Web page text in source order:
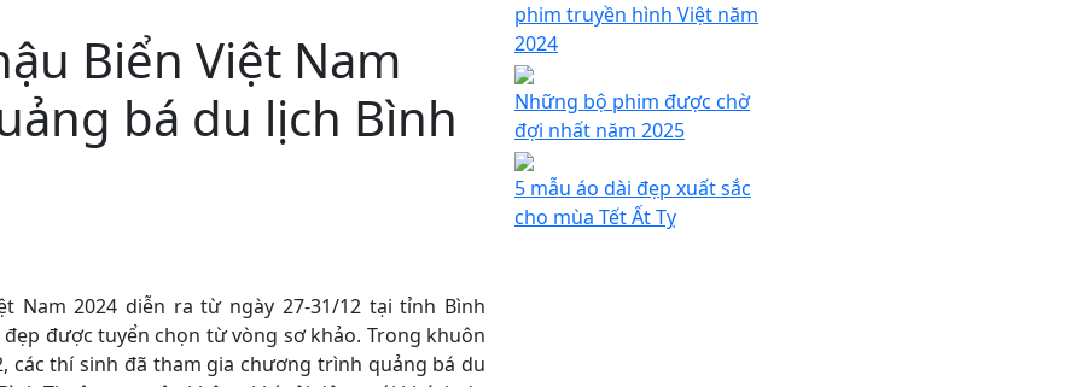
Biển Việt Nam
bá du lịch Bình
Nam 2024 diễn ra từ ngày 27-31/12 tại tỉnh Bình
được tuyển chọn từ vòng sơ khảo. Trong khuôn
các thí sinh đã tham gia chương trình quảng bá du
phim truyền hình Việt năm
2024
Những bộ phim được chờ
đợi nhất năm 2025
5 mẫu áo dài đẹp xuất sắc
cho mùa Tết Ất Tỵ